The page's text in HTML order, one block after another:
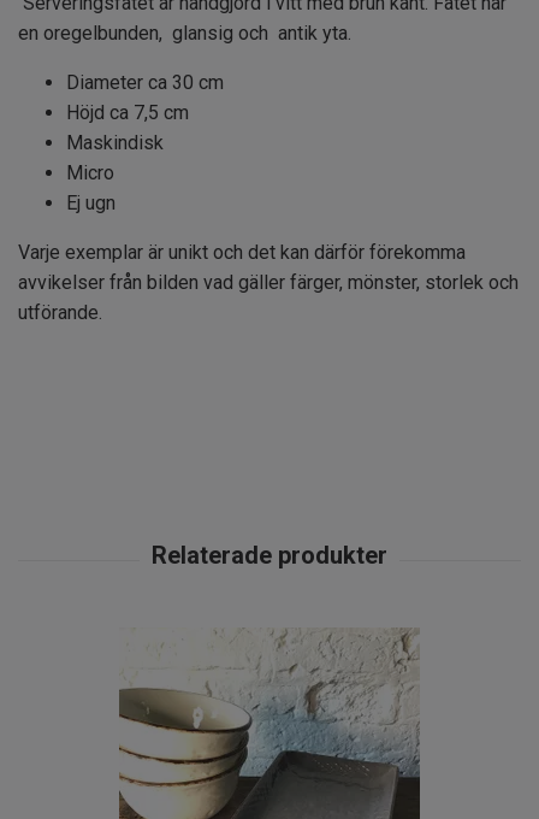
en oregelbunden, glansig och antik yta.
Diameter ca 30 cm
Höjd ca 7,5 cm
Maskindisk
Micro
Ej ugn
Varje exemplar är unikt och det kan därför förekomma
avvikelser från bilden vad gäller färger, mönster, storlek och
utförande.